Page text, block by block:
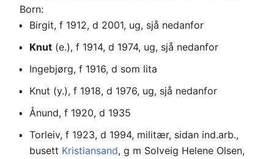
Born:
Birgit, f 1912, d 2001, ug, sjå nedanfor
Knut (e.), f 1914, d 1974, ug, sjå nedanfor
Ingebjørg, f 1916, d som lita
Knut (y.), f 1918, d 1976, ug, sjå nedanfor
Ånund, f 1920, d 1935
Torleiv, f 1923, d 1994, militær, sidan ind.arb.,
busett Kristiansand, g m Solveig Helene Olsen,